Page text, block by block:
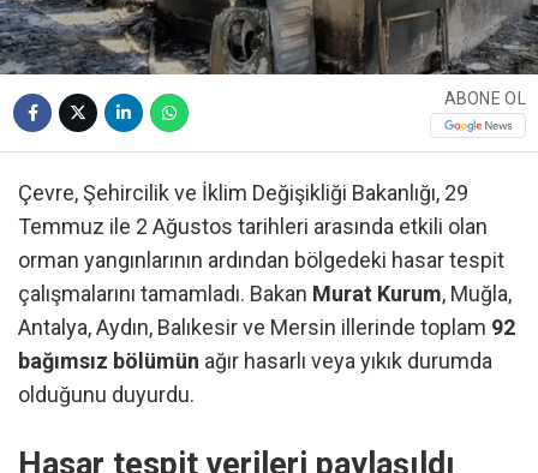
ABONE OL
Çevre, Şehircilik ve İklim Değişikliği Bakanlığı, 29
Temmuz ile 2 Ağustos tarihleri arasında etkili olan
orman yangınlarının ardından bölgedeki hasar tespit
çalışmalarını tamamladı. Bakan Murat Kurum, Muğla,
Antalya, Aydın, Balıkesir ve Mersin illerinde toplam 92
bağımsız bölümün ağır hasarlı veya yıkık durumda
olduğunu duyurdu.
Hasar tespit verileri paylaşıldı